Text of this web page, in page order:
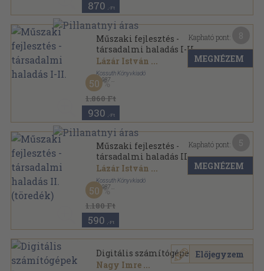
870 ,-Ft
Műszaki fejlesztés -
társadalmi haladás I-II.
Lázár István ...
Kossuth Könyvkiadó
, 1987
Ragasztott papírkötés
1.860 Ft
50
930 ,-Ft
Kapható pont:
MEGNÉZEM
Műszaki fejlesztés -
társadalmi haladás II.
(töredék)
Lázár István ...
Kossuth Könyvkiadó
, 1987
Ragasztott papírkötés
1.180 Ft
50
590 ,-Ft
Kapható pont:
MEGNÉZEM
Digitális számítógépek I.
Nagy Imre ...
Előjegyzem